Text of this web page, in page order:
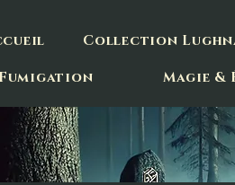
Collection
Fumigation
Magie &